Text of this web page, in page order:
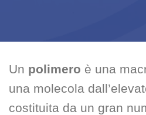
Un polimero è una
una molecola
costituita da un gran